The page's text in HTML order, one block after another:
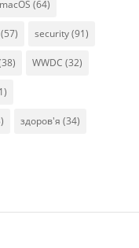
macOS (64)
(57) security(91)
WWDC (32)
здоров'я (34)